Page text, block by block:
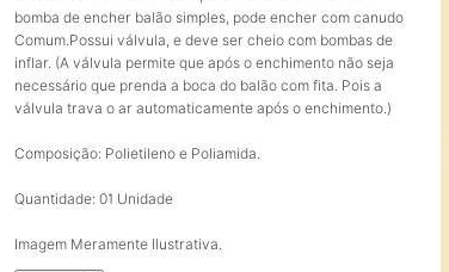
bomba de encher balão simples, pode encher com canudo
Comum.Possui válvula, e deve ser cheio com bombas de
inflar. (A válvula permite que após o enchimento não seja
necessário que prenda a boca do balão com fita. Pois a
válvula trava o ar automaticamente após o enchimento.)
Composição: Polietileno e Poliamida.
Quantidade: 01 Unidade
Imagem Meramente Ilustrativa.